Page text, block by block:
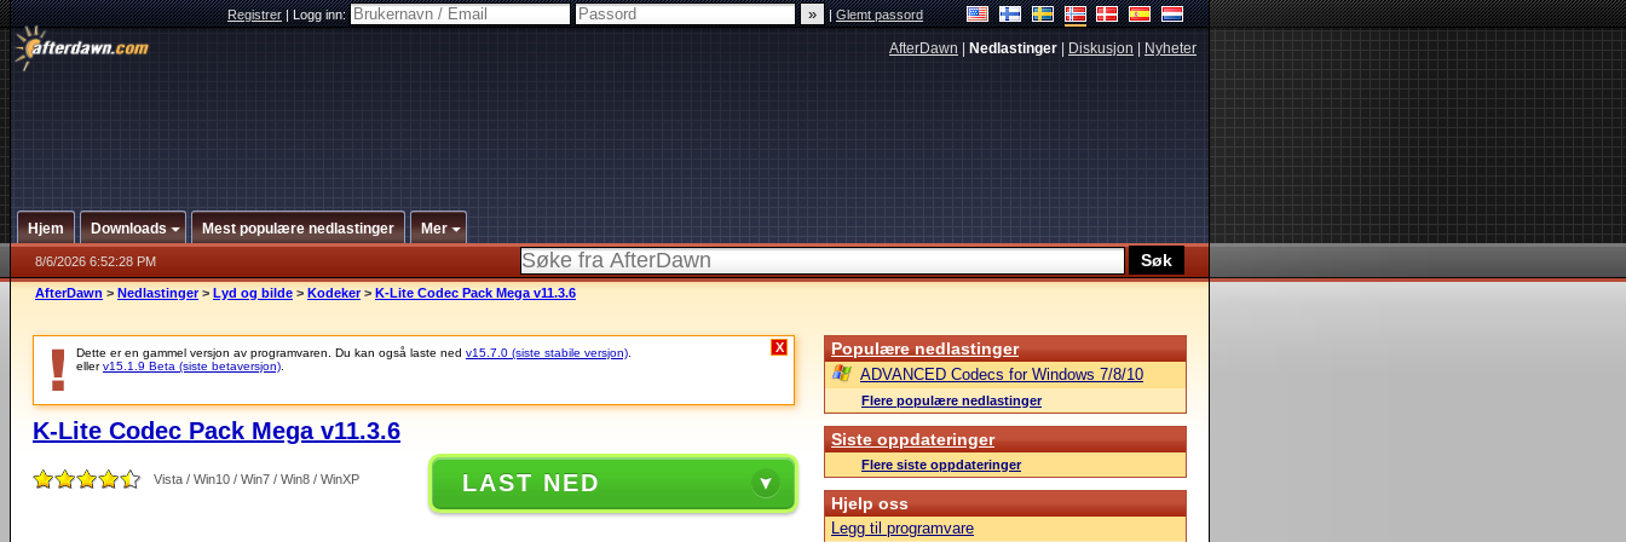
Registrer|Logg inn: |Glemt passord
AfterDawn Nedlastinger Diskusjon Nyheter
Hjem Downloads Mest populære nedlastinger Mer
8/6/2026 6:52:28 PM
AfterDawn > Nedlastinger > Lyd og bilde > Kodeker > K-Lite Codec Pack Mega v11.3.6
Dette er en gammel versjon av programvaren. Du kan også laste ned v15.7.0 (siste stabile versjon)
ellerv15.1.9 Beta (siste betaversjon)
X
K-Lite Codec Pack Mega v11.3.6
Vista / Win10 / Win7 / Win8 / WinXP LAST NED
Populære nedlastinger
ADVANCED Codecs for Windows 7/8/10
Flere populære nedlastinger
Siste oppdateringer
Flere siste oppdateringer
Hjelp oss
Legg til programvare